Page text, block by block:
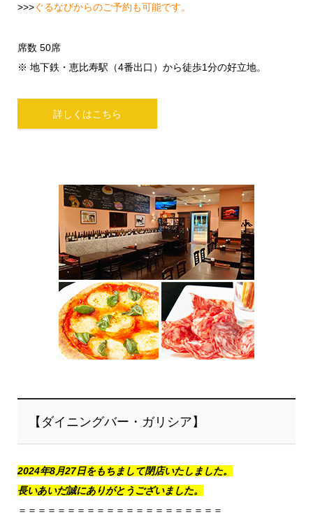
>>>ぐるなびからのご予約も可能です。
席数 50席
※ 地下鉄・恵比寿駅（4番出口）から徒歩1分の好立地。
詳しくはこちら
【ダイニングバー・ガリシア】
2024年8月27日をもちまして閉店いたしました。
長いあいだ誠にありがとうございました。
＝＝＝＝＝＝＝＝＝＝＝＝＝＝＝＝＝＝＝＝＝